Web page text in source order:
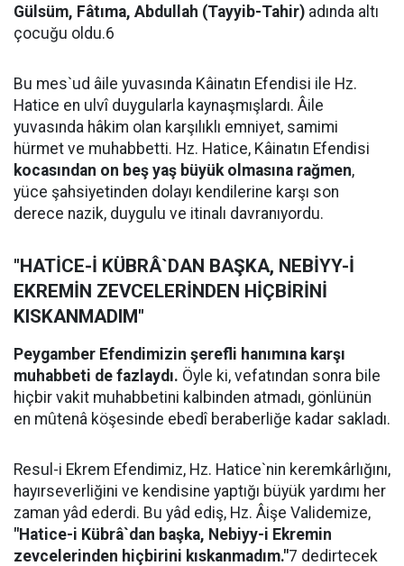
Gülsüm, Fâtıma, Abdullah (Tayyib-Tahir) adında altı
çocuğu oldu.6
Bu mes`ud âile yuvasında Kâinatın Efendisi ile Hz.
Hatice en ulvî duygularla kaynaşmışlardı. Âile
yuvasında hâkim olan karşılıklı emniyet, samimi
hürmet ve muhabbetti. Hz. Hatice, Kâinatın Efendisi
kocasından on beş yaş büyük olmasına rağmen,
yüce şahsiyetinden dolayı kendilerine karşı son
derece nazik, duygulu ve itinalı davranıyordu.
"HATİCE-İ KÜBRÂ`DAN BAŞKA, NEBİYY-İ
EKREMİN ZEVCELERİNDEN HİÇBİRİNİ
KISKANMADIM"
Peygamber Efendimizin şerefli hanımına karşı
muhabbeti de fazlaydı. Öyle ki, vefatından sonra bile
hiçbir vakit muhabbetini kalbinden atmadı, gönlünün
en mûtenâ köşesinde ebedî beraberliğe kadar sakladı.
Resul-i Ekrem Efendimiz, Hz. Hatice`nin keremkârlığını,
hayırseverliğini ve kendisine yaptığı büyük yardımı her
zaman yâd ederdi. Bu yâd ediş, Hz. Âişe Validemize,
"Hatice-i Kübrâ`dan başka, Nebiyy-i Ekremin
zevcelerinden hiçbirini kıskanmadım."7 dedirtecek